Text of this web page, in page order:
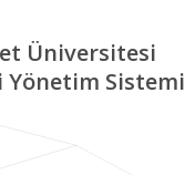
Üniversitesi
Yönetim Sistemi